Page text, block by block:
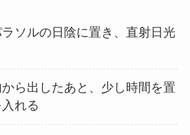
ソルの日陰に置き、直射日光
ら出したあと、少し時間を置
れる